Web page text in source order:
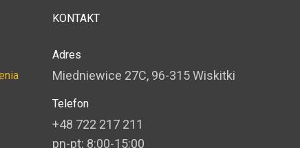
KONTAKT
Adres
Miedniewice 27C, 96-315 Wiskitki
Telefon
+48 722 217 211
pn-pt: 8:00-15:00